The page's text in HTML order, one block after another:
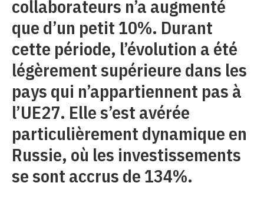
collaborateurs n’a augmenté
que d’un petit 10%. Durant
cette période, l’évolution a été
légèrement supérieure dans les
pays qui n’appartiennent pas à
l’UE27. Elle s’est avérée
particulièrement dynamique en
Russie, où les investissements
se sont accrus de 134%.